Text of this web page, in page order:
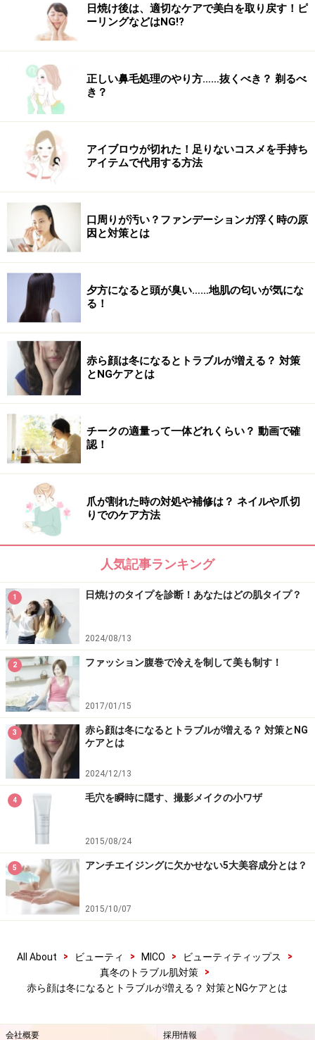
※個人の体質、また、誤った方法による実践に起因して肌荒れや
不調を引き起こす場合があります。実践の際には、必ず自身の体
質及び健康状態を十分に考慮し、正しい方法で行ってください。
日焼け後は、適切なケアで美白を取り戻す！ピ
ーリングなどはNG!?
正しい鼻毛処理のやり方……抜くべき？ 剃るべ
き？
アイブロウが切れた！足りないコスメを手持ち
アイテムで代用する方法
口周りが汚い？ファンデーションガ浮く時の原
因と対策とは
夕方になると頭が臭い……地肌の匂いが気にな
る！
赤ら顔は冬になるとトラブルが増える？ 対策
とNGケアとは
チークの適量って一体どれくらい？ 動画で確
認！
爪が割れた時の対処や補修は？ ネイルや爪切
りでのケア方法
人気記事ランキング
1 日焼けのタイプを診断！あなたはどの肌タイプ？
2024/08/13
2 ファッション腹巻で冷えを制して美も制す！
2017/01/15
3
赤ら顔は冬になるとトラブルが増える？ 対策とNG
ケアとは
2024/12/13
4 毛穴を瞬時に隠す、撮影メイクの小ワザ
2015/08/24
5 アンチエイジングに欠かせない5大美容成分とは？
2015/10/07
All About > ビューティ > MICO > ビューティティップス
>
真冬のトラブル肌対策
>
赤ら顔は冬になるとトラブルが増える？ 対策とNGケアとは
会社概要 採用情報